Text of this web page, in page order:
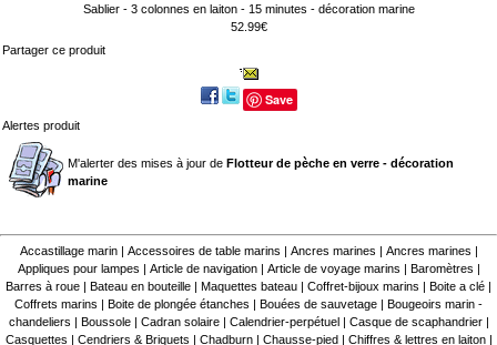
Sablier - 3 colonnes en laiton - 15 minutes - décoration marine
52.99€
Partager ce produit
Save
Alertes produit
M'alerter des mises à jour de Flotteur de pèche en verre - décoration
marine
Accastillage marin| Accessoires de table marins Ancres marines Ancres marines
Appliques pour lampes
Article de navigation| Article de voyage marins Baromètres
Barres à roue
Bateau en bouteille Maquettes bateau Coffret-bijoux marins Boite a clé
Coffrets marins
Boite de plongée étanches Bouées de sauvetage
Bougeoirs marin -
chandeliers
Boussole| Cadran solaire| Calendrier-perpétuel Casque de scaphandrier|
Casquettes
Cendriers & Briquets Chadburn| Chausse-pied Chiffres & lettres en laiton|